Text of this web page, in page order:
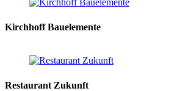
Kirchhoff Bauelemente
Restaurant Zukunft